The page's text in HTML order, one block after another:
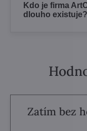
Kdo je firma
dlouho existuje?
Zatím bez